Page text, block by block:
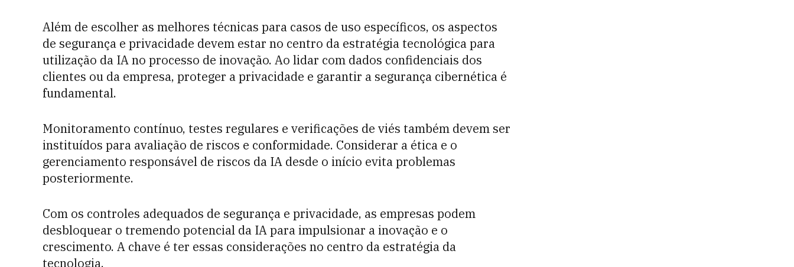
Além de escolher as melhores técnicas para casos de uso específicos, os aspectos
de segurança e privacidade devem estar no centro da estratégia tecnológica para
utilização da IA no processo de inovação. Ao lidar com dados confidenciais dos
clientes ou da empresa, proteger a privacidade e garantir a segurança cibernética é
fundamental.
Monitoramento contínuo, testes regulares e verificações de viés também devem ser
instituídos para avaliação de riscos e conformidade. Considerar a ética e o
gerenciamento responsável de riscos da IA desde o início evita problemas
posteriormente.
Com os controles adequados de segurança e privacidade, as empresas podem
desbloquear o tremendo potencial da IA para impulsionar a inovação e o
crescimento. A chave é ter essas considerações no centro da estratégia da
tecnologia.